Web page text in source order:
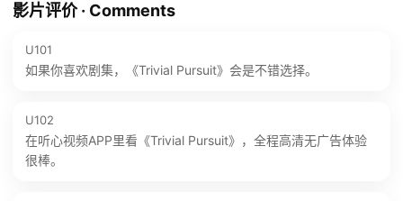
影片评价 · Comments
U101
如果你喜欢剧集，《Trivial Pursuit》会是不错选择。
U102
在听心视频APP里看《Trivial Pursuit》，全程高清无广告体验
很棒。